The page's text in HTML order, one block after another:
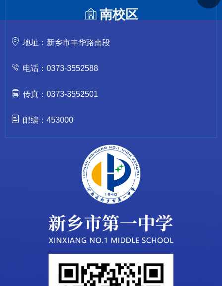
南校区
地址：新乡市丰华路南段
电话：0373-3552588
传真：0373-3552501
邮编：453000